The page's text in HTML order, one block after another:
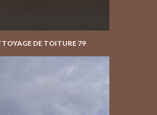
DE TOITURE 79